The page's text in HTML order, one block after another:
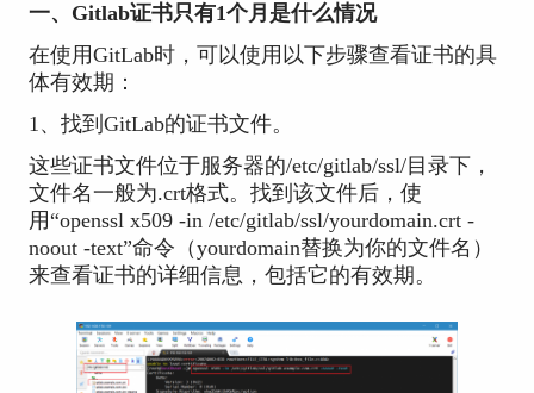
一、Gitlab证书只有1个月是什么情况
在使用GitLab时，可以使用以下步骤查看证书的具
体有效期：
1、找到GitLab的证书文件。
这些证书文件位于服务器的/etc/gitlab/ssl/目录下，
文件名一般为.crt格式。找到该文件后，使
用“openssl x509 -in /etc/gitlab/ssl/yourdomain.crt -
noout -text”命令（yourdomain替换为你的文件名）
来查看证书的详细信息，包括它的有效期。